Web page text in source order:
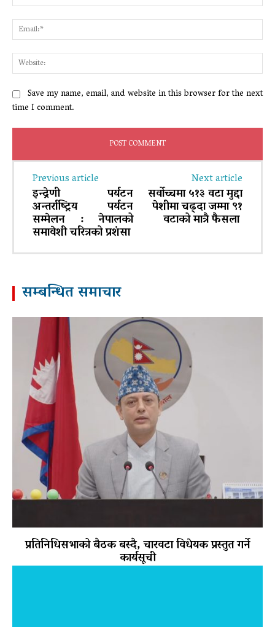
Save my name, email, and website in this browser for the next
time I comment.
Previous article
इन्द्रेणी पर्यटन
अन्तर्राष्ट्रिय पर्यटन
सम्मेलन : नेपालको
समावेशी चरित्रको प्रशंसा
Next article
सर्वोच्चमा ५१३ वटा मुद्दा
पेशीमा चढ्दा जम्मा ९१
वटाको मात्रै फैसला
सम्बन्धित समाचार
प्रतिनिधिसभाको बैठक बस्दै, चारवटा विधेयक प्रस्तुत गर्ने
कार्यसूची